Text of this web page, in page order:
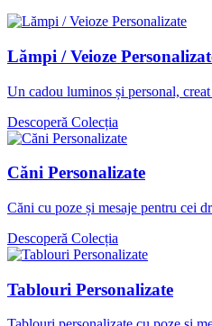
Lămpi / Veioze
Un cadou luminos și personal,
Descoperă Colecția
Căni Personalizate
Căni cu poze și mesaje pentru cei
Descoperă Colecția
Tablouri Personalizate